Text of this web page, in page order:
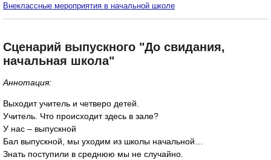
Внеклассные мероприятия в начальной школе
Сценарий выпускного "До свидания,
начальная школа"
Аннотация:
Выходит учитель и четверо детей.
Учитель. Что происходит здесь в зале?
У нас – выпускной
Бал выпускной, мы уходим из школы начальной…
Знать поступили в среднюю мы не случайно.